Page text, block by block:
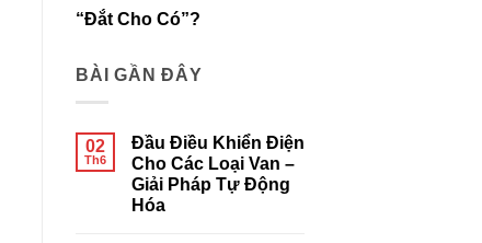
“Đắt Cho Có”?
BÀI GẦN ĐÂY
02
Th6
Đầu Điều Khiển Điện
Cho Các Loại Van –
Giải Pháp Tự Động
Hóa